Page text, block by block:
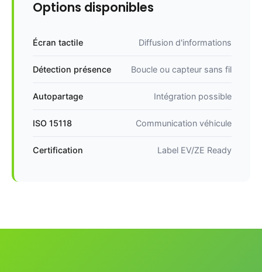
Options disponibles
Écran tactile Diffusion d'informations
Détection présence Boucle ou capteur sans fil
Autopartage Intégration possible
ISO 15118 Communication véhicule
Certification Label EV/ZE Ready